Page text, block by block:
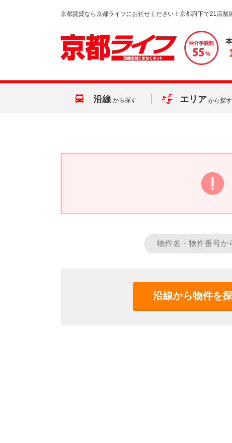
京都賃貸なら京都ライフにお任せください！京都府下で21店舗
沿線 から探す エリア から探す
沿線から物件を